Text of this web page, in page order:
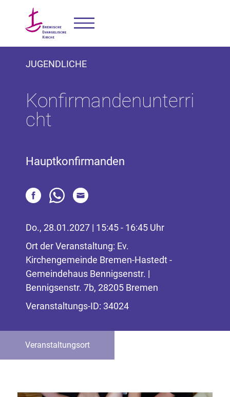
JUGENDLICHE
Konfirmandenunterri
cht
Hauptkonfirmanden
Do., 28.01.2027 | 15:45 - 16:45 Uhr
Ort der Veranstaltung: Ev.
Kirchengemeinde Bremen-Hastedt -
Gemeindehaus Bennigsenstr. |
Bennigsenstr. 7b, 28205 Bremen
Veranstaltungs-ID: 34024
Veranstaltungsort